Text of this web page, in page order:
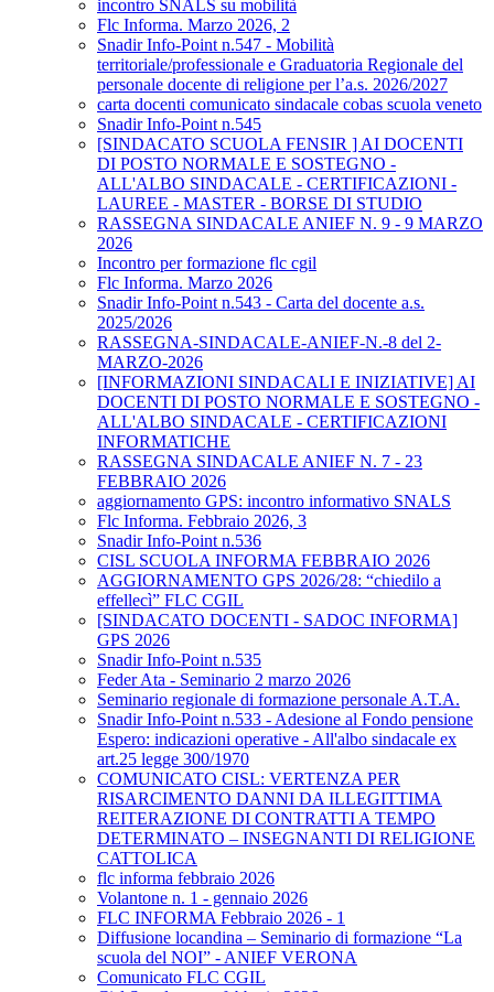
incontro SNALS su mobilità
Flc Informa. Marzo 2026, 2
Snadir Info-Point n.547 - Mobilità
territoriale/professionale e Graduatoria Regionale del
personale docente di religione per l’a.s. 2026/2027
carta docenti comunicato sindacale cobas scuola veneto
Snadir Info-Point n.545
[SINDACATO SCUOLA FENSIR ] AI DOCENTI
DI POSTO NORMALE E SOSTEGNO -
ALL'ALBO SINDACALE - CERTIFICAZIONI -
LAUREE - MASTER - BORSE DI STUDIO
RASSEGNA SINDACALE ANIEF N. 9 - 9 MARZO
2026
Incontro per formazione flc cgil
Flc Informa. Marzo 2026
Snadir Info-Point n.543 - Carta del docente a.s.
2025/2026
RASSEGNA-SINDACALE-ANIEF-N.-8 del 2-
MARZO-2026
[INFORMAZIONI SINDACALI E INIZIATIVE] AI
DOCENTI DI POSTO NORMALE E SOSTEGNO -
ALL'ALBO SINDACALE - CERTIFICAZIONI
INFORMATICHE
RASSEGNA SINDACALE ANIEF N. 7 - 23
FEBBRAIO 2026
aggiornamento GPS: incontro informativo SNALS
Flc Informa. Febbraio 2026, 3
Snadir Info-Point n.536
CISL SCUOLA INFORMA FEBBRAIO 2026
AGGIORNAMENTO GPS 2026/28: “chiedilo a
effellecì” FLC CGIL
[SINDACATO DOCENTI - SADOC INFORMA]
GPS 2026
Snadir Info-Point n.535
Feder Ata - Seminario 2 marzo 2026
Seminario regionale di formazione personale A.T.A.
Snadir Info-Point n.533 - Adesione al Fondo pensione
Espero: indicazioni operative - All'albo sindacale ex
art.25 legge 300/1970
COMUNICATO CISL: VERTENZA PER
RISARCIMENTO DANNI DA ILLEGITTIMA
REITERAZIONE DI CONTRATTI A TEMPO
DETERMINATO – INSEGNANTI DI RELIGIONE
CATTOLICA
flc informa febbraio 2026
Volantone n. 1 - gennaio 2026
FLC INFORMA Febbraio 2026 - 1
Diffusione locandina – Seminario di formazione “La
scuola del NOI” - ANIEF VERONA
Comunicato FLC CGIL